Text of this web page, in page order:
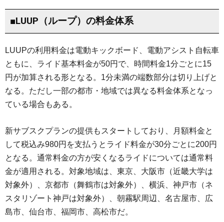
■LUUP（ループ）の料金体系
LUUPの利用料金は電動キックボード、電動アシスト自転車
ともに、ライド基本料金が50円で、時間料金1分ごとに15
円が加算される形となる。1分未満の端数部分は切り上げと
なる。ただし一部の都市・地域では異なる料金体系となっ
ている場合もある。
新サブスクプランの提供もスタートしており、月額料金と
して税込み980円を支払うとライド料金が30分ごとに200円
となる。通常料金の方が安くなるライドについては通常料
金が適用される。対象地域は、東京、大阪市（近畿大学は
対象外）、京都市（舞鶴市は対象外）、横浜、神戸市（ネ
スタリゾート神戸は対象外）、朝霧駅周辺、名古屋市、広
島市、仙台市、福岡市、高松市だ。